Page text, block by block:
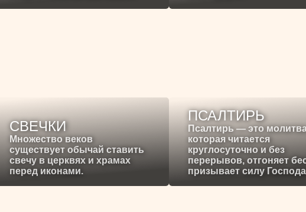
СВЕЧКИ
Множество веков
существует обычай ставить
свечу в церквях и храмах
перед иконами.
ПСАЛТИРЬ
Псалтирь — это
которая читается
круглосуточно и без
перерывов, отгоняет
призывает силу